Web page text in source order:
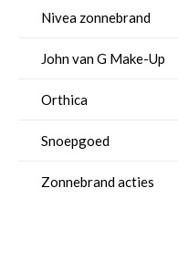
Nivea zonnebrand
John van G Make-Up
Orthica
Snoepgoed
Zonnebrand acties